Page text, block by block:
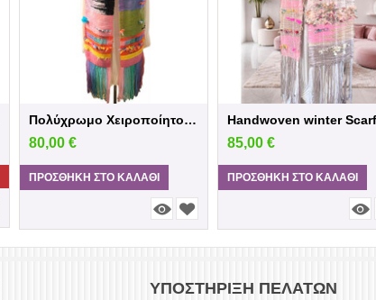
Πολύχρωμο Χειροποίητο Υφαντό Κασκόλ
80,00 €
ΠΡΟΣΘΉΚΗ ΣΤΟ ΚΑΛΆΘΙ
85,00 €
ΠΡΟΣΘΉΚΗ ΣΤΟ ΚΑΛΆΘΙ
ΥΠΟΣΤΉΡΙΞΗ ΠΕΛΑΤΏΝ